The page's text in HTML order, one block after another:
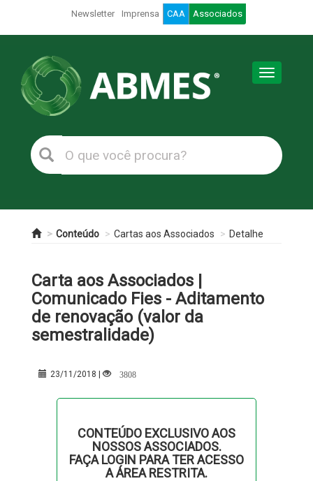
Newsletter Imprensa CAA Associados
Toggle
Conteúdo Cartas aos Associados Detalhe
Carta aos Associados |
Comunicado Fies - Aditamento
de renovação (valor da
semestralidade)
23/11/2018 | 3808
CONTEÚDO EXCLUSIVO AOS
NOSSOS ASSOCIADOS.
FAÇA LOGIN PARA TER ACESSO
A ÁREA RESTRITA.